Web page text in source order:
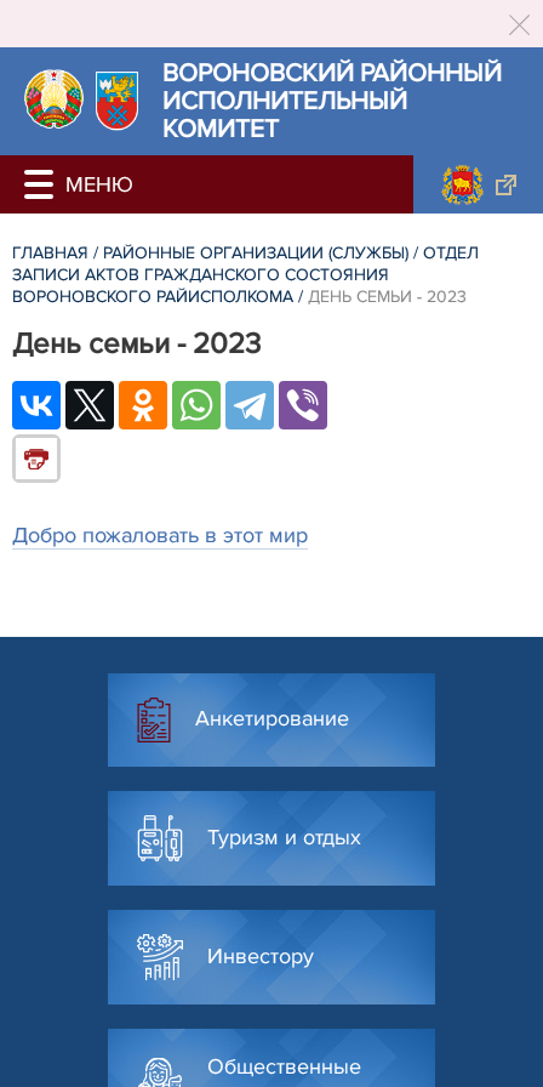
ВОРОНОВСКИЙ РАЙОННЫЙ
ИСПОЛНИТЕЛЬНЫЙ
КОМИТЕТ
ГЛАВНАЯ / РАЙОННЫЕ ОРГАНИЗАЦИИ (СЛУЖБЫ) / ОТДЕЛ
ЗАПИСИ АКТОВ ГРАЖДАНСКОГО СОСТОЯНИЯ
ВОРОНОВСКОГО РАЙИСПОЛКОМА / ДЕНЬ СЕМЬИ - 2023
День семьи - 2023
Добро пожаловать в этот мир
Анкетирование
Туризм и отдых
Инвестору
Общественные